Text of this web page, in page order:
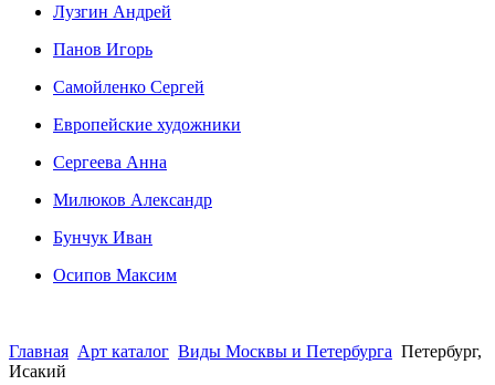
Лузгин Андрей
Панов Игорь
Сaмoйленко Сергей
Европейские художники
Сергеева Анна
Милюков Александр
Бунчук Иван
Осипoв Максим
Главная Арт каталог Виды Москвы и Петербурга Петербург,
Исакий